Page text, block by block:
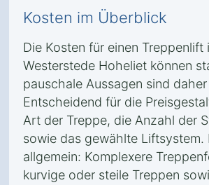
Kosten im Überblick
Die Kosten für einen Treppenlift
Westerstede Hoheliet können
pauschale Aussagen sind
Entscheidend für die
Art der Treppe, die Anzahl der
sowie das gewählte Liftsystem.
allgemein: Komplexere
kurvige oder steile Treppen